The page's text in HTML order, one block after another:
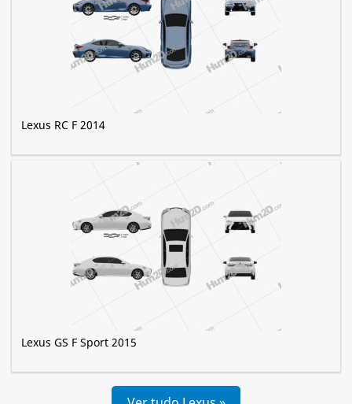
Lexus RC F 2014
Lexus GS F Sport 2015